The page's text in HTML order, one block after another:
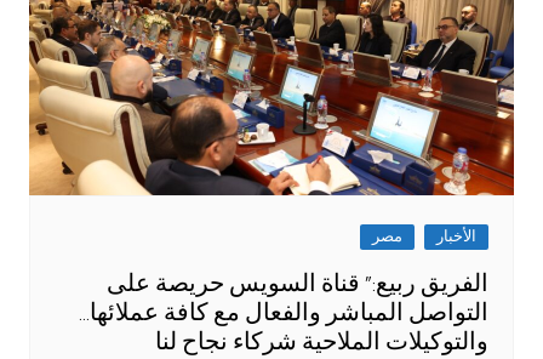
الأخبار مصر
الفريق ربيع:” قناة السويس حريصة على
التواصل المباشر والفعال مع كافة عملائها…
والتوكيلات الملاحية شركاء نجاح لنا